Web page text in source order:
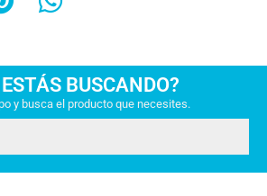
BUSCANDO?
y busca el producto que necesites.